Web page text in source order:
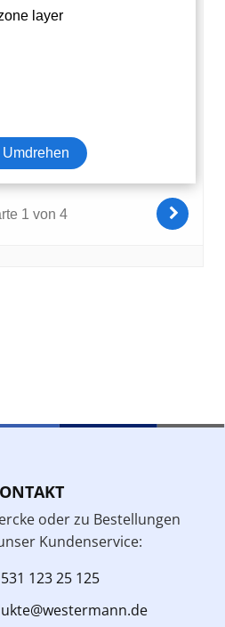
oder zu Bestellungen
Kundenservice:
123 25 125